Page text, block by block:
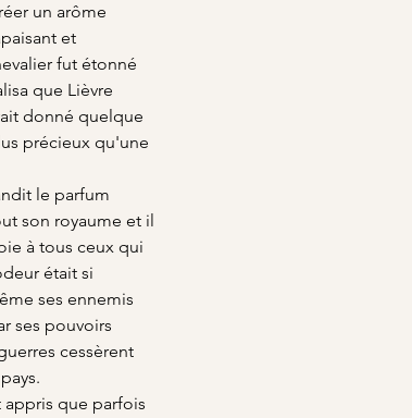
un arôme
et
fut étonné
que Lièvre
donné quelque
précieux qu'une
le parfum
son royaume et il
à tous ceux qui
était si
ses ennemis
ses pouvoirs
cessèrent
appris que parfois